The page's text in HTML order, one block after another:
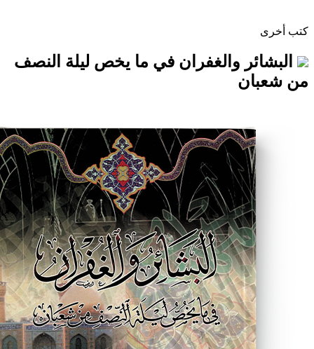
والغفران في ما يخص ليلة النصف